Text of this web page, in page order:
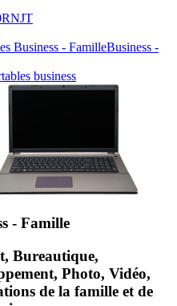
Business -
business
- Famille
Bureautique,
Photo, Vidéo,
de la famille et de